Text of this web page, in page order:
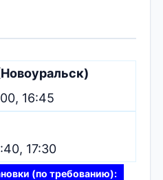
16:45
17:30
(по требованию):